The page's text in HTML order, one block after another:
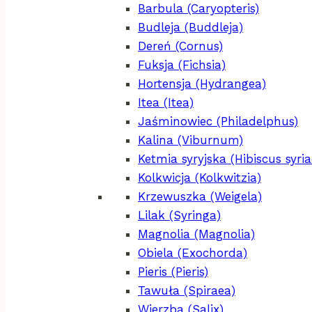
Barbula (Caryopteris)
Budleja (Buddleja)
Dereń (Cornus)
Fuksja (Fichsia)
Hortensja (Hydrangea)
Itea (Itea)
Jaśminowiec (Philadelphus)
Kalina (Viburnum)
Ketmia syryjska (Hibiscus
Kolkwicja (Kolkwitzia)
Krzewuszka (Weigela)
Lilak (Syringa)
Magnolia (Magnolia)
Obiela (Exochorda)
Pieris (Pieris)
Tawuła (Spiraea)
Wierzba (Salix)